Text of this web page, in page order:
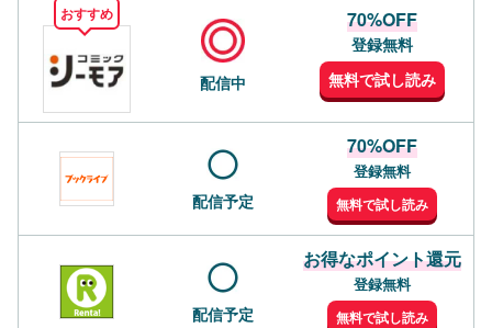
おすすめ
配信中
70%OFF
登録無料
無料で試し読み
配信予定
70%OFF
登録無料
無料で試し読み
配信予定
お得なポイント還元
登録無料
無料で試し読み